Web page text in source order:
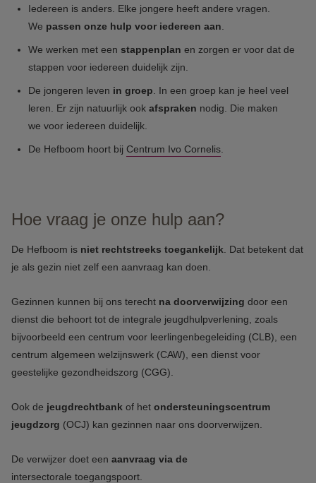
Iedereen is anders. Elke jongere heeft andere vragen.
We passen onze hulp voor iedereen aan
We werken met een stappenplan en zorgen er voor dat de
stappen voor iedereen duidelijk zijn.
De jongeren leven in groep . In een groep kan je heel veel
leren. Er zijn natuurlijk ook afspraken nodig. Die maken
we voor iedereen duidelijk.
De Hefboom hoort bij Centrum Ivo Cornelis
Hoe vraag je onze hulp aan?
De Hefboom is niet rechtstreeks toegankelijk . Dat betekent dat
je als gezin niet zelf een aanvraag kan doen.
Gezinnen kunnen bij ons terecht na doorverwijzing door een
dienst die behoort tot de integrale jeugdhulpverlening, zoals
bijvoorbeeld een centrum voor leerlingenbegeleiding (CLB), een
centrum algemeen welzijnswerk (CAW), een dienst voor
geestelijke gezondheidszorg (CGG).
Ook de jeugdrechtbank of het ondersteuningscentrum
jeugdzorg (OCJ) kan gezinnen naar ons doorverwijzen.
De verwijzer doet een aanvraag via de
intersectorale toegangspoort.